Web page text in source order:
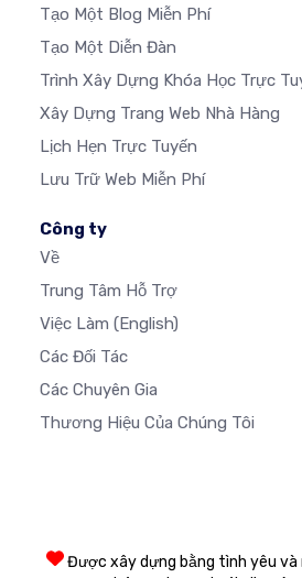
Tạo Một Blog Miễn Phí
Tạo Một Diễn Đàn
Trình Xây Dựng Khóa Học Trực
Xây Dựng Trang Web Nhà Hàng
Lịch Hẹn Trực Tuyến
Lưu Trữ Web Miễn Phí
Công ty
Về
Trung Tâm Hỗ Trợ
Việc Làm (English)
Các Đối Tác
Các Chuyên Gia
Thương Hiệu Của Chúng Tôi
Được xây dựng bằng tình yêu và